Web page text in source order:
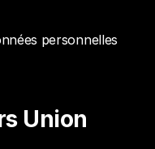
personnelles
Union